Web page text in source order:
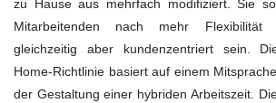
zu Hause aus mehrfach modifiziert. Sie
Mitarbeitenden nach mehr Flexibilität
gleichzeitig aber kundenzentriert sein.
Home-Richtlinie basiert auf einem
der Gestaltung einer hybriden Arbeitszeit.